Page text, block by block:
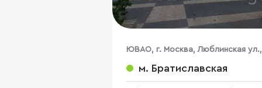
ЮВАО, г. Москва, Люблинская ул.,
80к6м. Братиславская